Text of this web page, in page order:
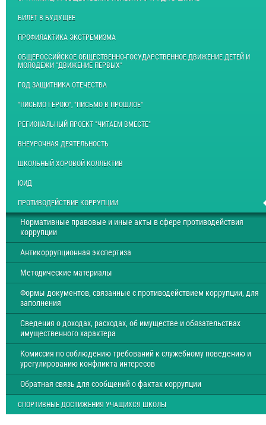
БИЛЕТ В БУДУЩЕЕ
ПРОФИЛАКТИКА ЭКСТРЕМИЗМА
ОБЩЕРОССИЙСКОЕ ОБЩЕСТВЕННО-ГОСУДАРСТВЕННОЕ ДВИЖЕНИЕ ДЕТЕЙ И
МОЛОДЕЖИ "ДВИЖЕНИЕ ПЕРВЫХ"
ГОД ЗАЩИТНИКА ОТЕЧЕСТВА
"ПИСЬМО ГЕРОЮ", "ПИСЬМО В ПРОШЛОЕ"
РЕГИОНАЛЬНЫЙ ПРОЕКТ "ЧИТАЕМ ВМЕСТЕ"
ВНЕУРОЧНАЯ ДЕЯТЕЛЬНОСТЬ
ШКОЛЬНЫЙ ХОРОВОЙ КОЛЛЕКТИВ
ЮИД
ПРОТИВОДЕЙСТВИЕ КОРРУПЦИИ
Нормативные правовые и иные акты в сфере противодействия
коррупции
Антикоррупционная экспертиза
Методические материалы
Формы документов, связанные с противодействием коррупции, для
заполнения
Сведения о доходах, расходах, об имуществе и обязательствах
имущественного характера
Комиссия по соблюдению требований к служебному поведению и
урегулированию конфликта интересов
Обратная связь для сообщений о фактах коррупции
СПОРТИВНЫЕ ДОСТИЖЕНИЯ УЧАЩИХСЯ ШКОЛЫ